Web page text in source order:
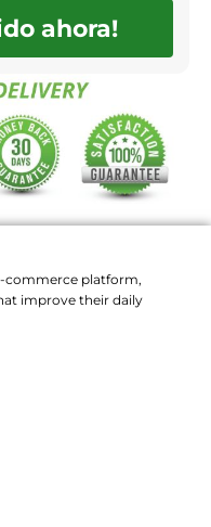
ahora!
commerce platform,
improve their daily